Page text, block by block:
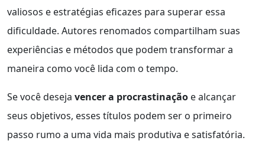
valiosos e estratégias eficazes para superar essa
dificuldade. Autores renomados compartilham suas
experiências e métodos que podem transformar a
maneira como você lida com o tempo.
Se você deseja vencer a procrastinação e alcançar
seus objetivos, esses títulos podem ser o primeiro
passo rumo a uma vida mais produtiva e satisfatória.